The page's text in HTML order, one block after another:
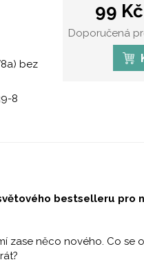
99 Kč
Doporučená
bez
8
bestselleru pro
zase něco nového. Co se